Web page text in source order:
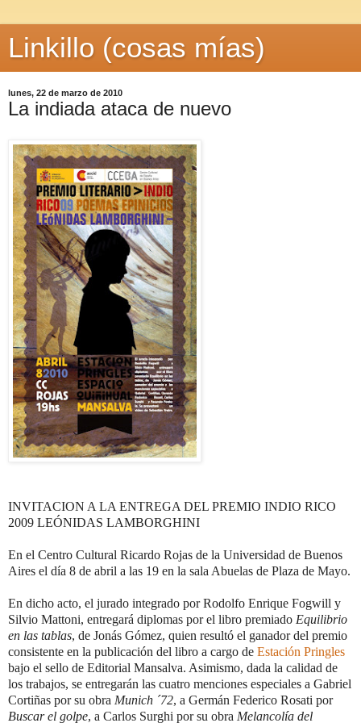
Linkillo (cosas mías)
lunes, 22 de marzo de 2010
La indiada ataca de nuevo
INVITACION A LA ENTREGA DEL PREMIO INDIO RICO
2009 LEÓNIDAS LAMBORGHINI
En el Centro Cultural Ricardo Rojas de la Universidad de Buenos
Aires el día 8 de abril a las 19 en la sala Abuelas de Plaza de Mayo.
En dicho acto, el jurado integrado por Rodolfo Enrique Fogwill y
Silvio Mattoni, entregará diplomas por el libro premiado Equilibrio
en las tablas, de Jonás Gómez, quien resultó el ganador del premio
consistente en la publicación del libro a cargo de Estación Pringles
bajo el sello de Editorial Mansalva. Asimismo, dada la calidad de
los trabajos, se entregarán las cuatro menciones especiales a Gabriel
Cortiñas por su obra Munich ´72, a Germán Federico Rosati por
Buscar el golpe, a Carlos Surghi por su obra Melancolía del